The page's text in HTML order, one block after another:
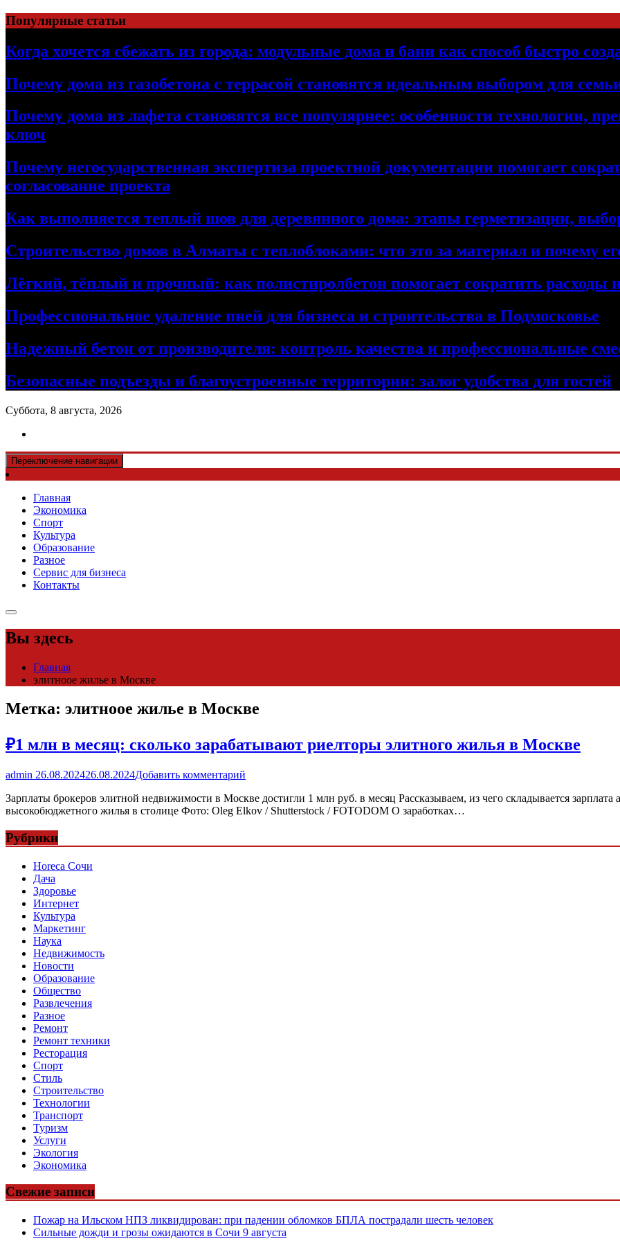
Перейти
к
содержимому
Популярные статьи
Когда хочется сбежать из города: модульные дома и бани как способ быстро
Почему дома из газобетона с террасой становятся идеальным выбором для
Почему дома из лафета становятся все популярнее: особенности технологии,
ключ
Почему негосударственная экспертиза проектной документации помогает
согласование проекта
Как выполняется теплый шов для деревянного дома: этапы герметизации,
Строительство домов в Алматы с теплоблоками: что это за материал и почему
Лёгкий, тёплый и прочный: как полистиролбетон помогает сократить расходы
Профессиональное удаление пней для бизнеса и строительства в Подмосковье
Надежный бетон от производителя: контроль качества и профессиональные
Безопасные подъезды и благоустроенные территории: залог удобства для гостей
Суббота, 8 августа, 2026
Переключение навигации
Главная
Экономика
Спорт
Культура
Образование
Разное
Сервис для бизнеса
Контакты
Вы здесь
Главная
элитноое жилье в Москве
Метка: элитноое жилье в Москве
₽1 млн в месяц: сколько зарабатывают риелторы элитного жилья в Москве
admin 26.08.202426.08.2024Добавить комментарий
Зарплаты брокеров элитной недвижимости в Москве достигли 1 млн руб. в месяц Рассказываем, из чего складывается
высокобюджетного жилья в столице Фото: Oleg Elkov / Shutterstock / FOTODOM О заработках…
Рубрики
Horeca Сочи
Дача
Здоровье
Интернет
Культура
Маркетинг
Наука
Недвижимость
Новости
Образование
Общество
Развлечения
Разное
Ремонт
Ремонт техники
Ресторация
Спорт
Стиль
Строительство
Технологии
Транспорт
Туризм
Услуги
Экология
Экономика
Свежие записи
Пожар на Ильском НПЗ ликвидирован: при падении обломков БПЛА пострадали шесть человек
Сильные дожди и грозы ожидаются в Сочи 9 августа